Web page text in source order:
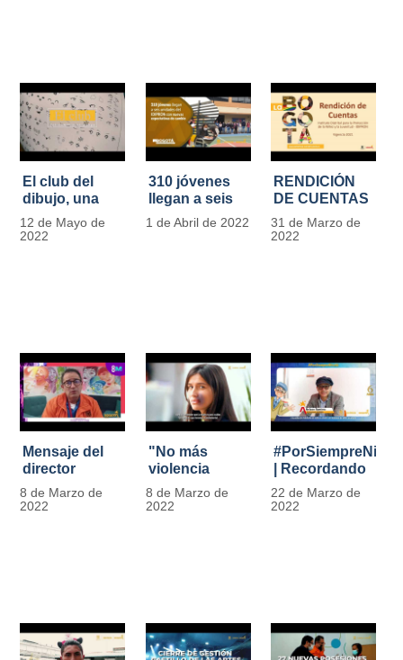
El club del
dibujo, una
apuesta para
formar
12 de Mayo de
2022
310 jóvenes
llegan a seis
unidades del
IDIPRON con
1 de Abril de 2022
RENDICIÓN
DE CUENTAS
IDIPRON |
Vigencia 2021
31 de Marzo de
2022
Mensaje del
director
Carlos Marín |
Día
8 de Marzo de
2022
"No más
violencia
contra la
mujer" | 8
8 de Marzo de
2022
| Recordando
al Padre
Javier de
22 de Marzo de
2022